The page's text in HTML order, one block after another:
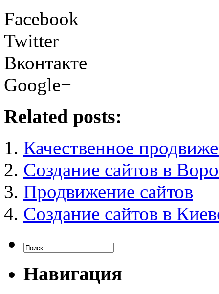
Facebook
Twitter
Вконтакте
Google+
Related posts:
Качественное
Создание сайтов в
Продвижение сайтов
Создание сайтов в
Навигация